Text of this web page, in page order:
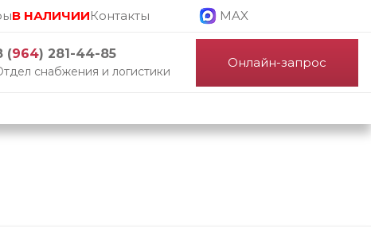
В НАЛИЧИИКонтакты MAX
(964) 281-44-85
снабжения и логистики
Онлайн-запрос